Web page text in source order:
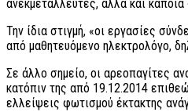
ανεκμετάλλευτες, αλλά και
Την ίδια στιγμή, «οι εργασίες
από μαθητευόμενο ηλεκτρολόγο,
Σε άλλο σημείο, οι αρεοπαγίτες
κατόπιν της από 19.12.2014
ελλείψεις φωτισμού έκτακτης